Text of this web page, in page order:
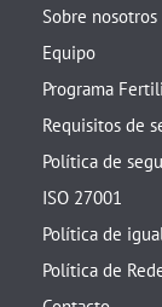
Sobre nosotros
Equipo
Programa
Requisitos de
Política de
ISO 27001
Política de
Política de